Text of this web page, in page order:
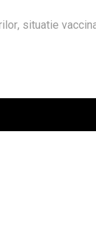
, situatie